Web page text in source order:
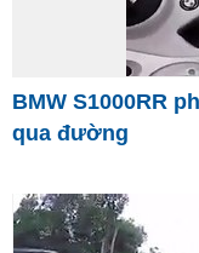
BMW S1000RR
qua đường